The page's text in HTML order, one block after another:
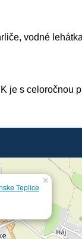
vodné
je s celoročnou
Teplice
×